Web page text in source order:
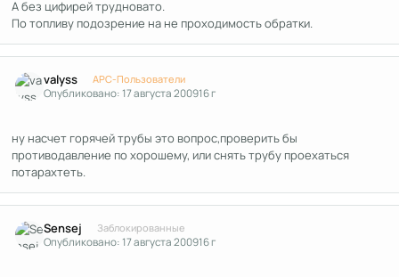
А без цифирей трудновато.
По топливу подозрение на не проходимость обратки.
valyss APC-Пользователи
Опубликовано:17 августа 200916 г
ну насчет горячей трубы это вопрос,проверить бы
противодавление по хорошему, или снять трубу проехаться
потарахтеть.
Sensej Заблокированные
Опубликовано:17 августа 200916 г